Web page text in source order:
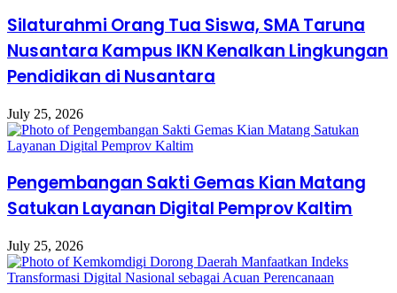
Silaturahmi Orang Tua Siswa, SMA Taruna
Nusantara Kampus IKN Kenalkan Lingkungan
Pendidikan di Nusantara
July 25, 2026
Pengembangan Sakti Gemas Kian Matang
Satukan Layanan Digital Pemprov Kaltim
July 25, 2026